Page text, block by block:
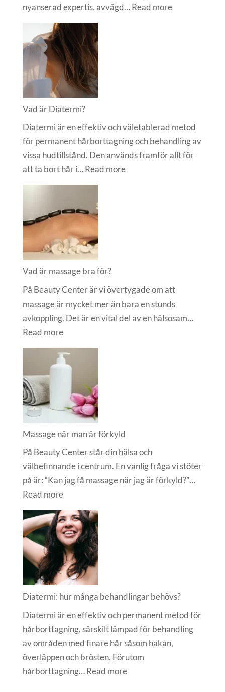
nyanserad expertis, avvägd…Read more:
Vad är Diatermi?
Diatermi är en effektiv och väletablerad metod
för permanent hårborttagning och behandling av
vissa hudtillstånd. Den används framför allt för
att ta bort hår i…Read more:
Vad är massage bra för?
På Beauty Center är vi övertygade om att
massage är mycket mer än bara en stunds
avkoppling. Det är en vital del av en hälsosam…
Read more:
Vad
är
för?
Massage när man är förkyld
På Beauty Center står din hälsa och
välbefinnande i centrum. En vanlig fråga vi stöter
på är: “Kan jag få massage när jag är förkyld?”…
Read more:
Massage
när
man
är
förkyld
Diatermi: hur många behandlingar behövs?
Diatermi är en effektiv och permanent metod för
hårborttagning, särskilt lämpad för behandling
av områden med finare hår såsom hakan,
överläppen och brösten. Förutom
hårborttagning…Read more: